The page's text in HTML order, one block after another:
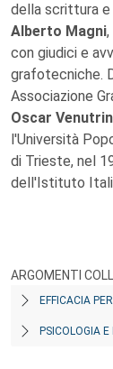
della scrittura e
Alberto Magni
con giudici e
grafotecniche.
Associazione
Oscar
l'Università
di Trieste, nel
dell'Istituto
ARGOMENTI
EFFICACIA
PSICOLOGIA